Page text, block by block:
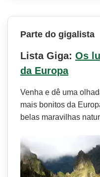
Parte do gigalista
Lista Giga: Os
da Europa
Venha e dê uma
mais bonitos da
belas maravilhas